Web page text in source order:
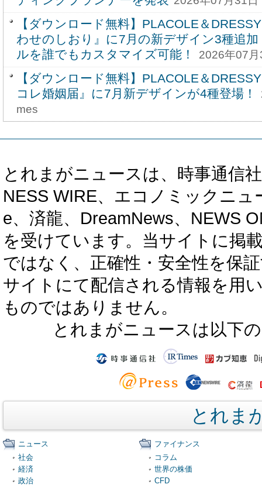
【ダウンロード無料】PLACOLE＆
わせのしおり』に7月の新デザイン3種追
ルを誰でもカスタマイズ可能！
2026年07
【ダウンロード無料】PLACOLE＆
コレ婚姻届』に7月新デザインが4種登場！
mes
とれまがニュースは、時事通信
NESS WIRE、エコノミックニ
e、済龍、DreamNews、NEWS
を受けています。当サイトに掲
ではなく、正確性・安全性を保
サイトにて配信される情報を用
ものではありません。
とれまがニュースは以下
とれま
ニュース
社会
経済
政治
ファイナンス
コラム
世界の株価
CFD